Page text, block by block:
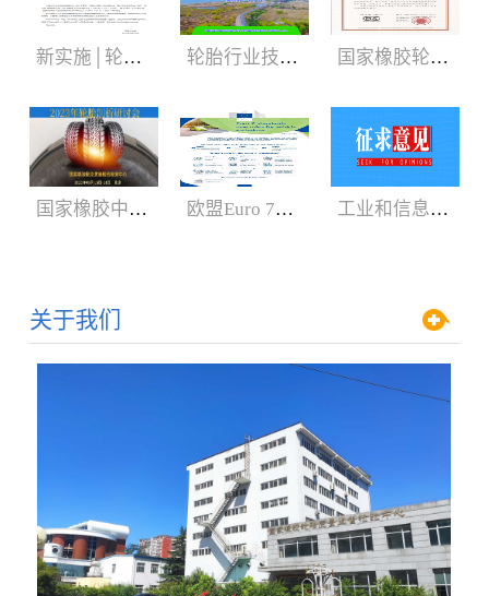
新实施│轮胎3C认证规则 轮胎行业技术盛会:2024年轮胎剖析研讨会（05.29-06.01） 国家橡胶轮胎质检中心获CNAS、CMA新证书
国家橡胶中心2023年轮胎剖析研讨会3月召开 欧盟Euro 7新法规增加汽车轮胎新内容 工业和信息化部：公开征求对《轿车轮胎》等8项强制性国家标准（征求意见稿）的意见
关于我们